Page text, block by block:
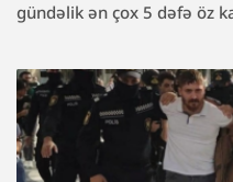
gündəlik ən çox 5 dəfə öz